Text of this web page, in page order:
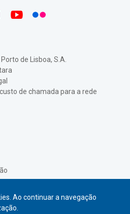
Ao continuar a navegação
de Lisboa, S.A.
de chamada para a rede